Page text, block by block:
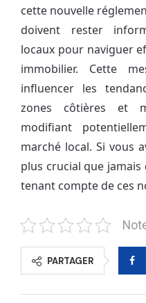
cette nouvelle
doivent rester
locaux pour naviguer
immobilier. Cette
influencer les
zones côtières et
modifiant
marché local. Si vous
plus crucial que jamais
tenant compte de ces
PARTAGER